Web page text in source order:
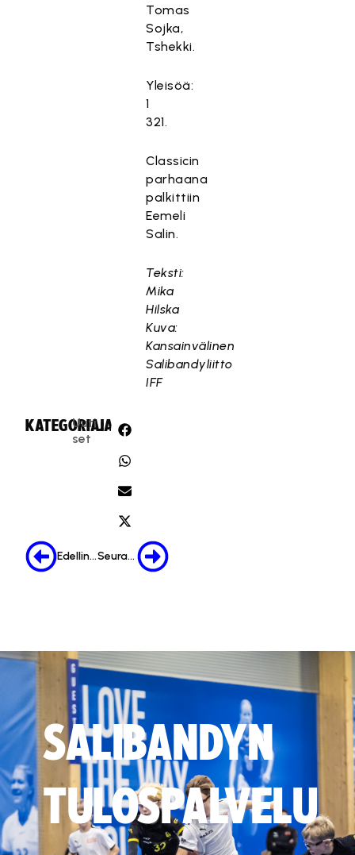
Tomas
Sojka,
Tshekki.
Yleisöä:
1
321.
Classicin
parhaana
palkittiin
Eemeli
Salin.
Teksti:
Mika
Hilska
Kuva:
Kansainvälinen
Salibandyliitto
IFF
KATEGORIA:
Uuti
set
JAA:
Edellinen Seuraava
SALIBANDYN
TULOSPALVELU